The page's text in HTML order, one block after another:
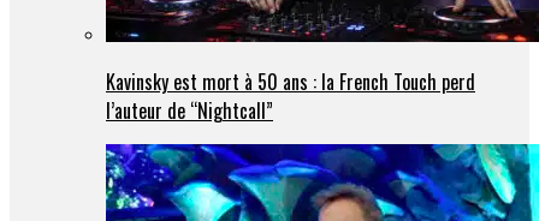
Kavinsky est mort à 50 ans : la French Touch perd
l’auteur de “Nightcall”